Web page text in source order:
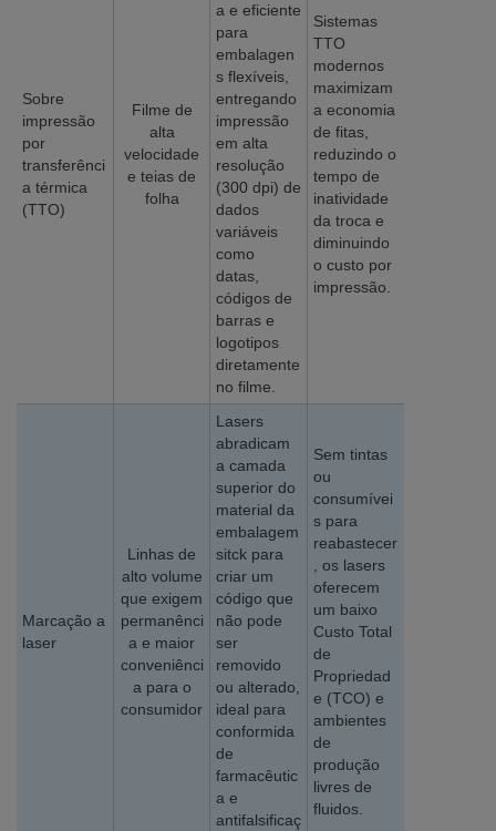
Sobre
impressão
por
transferênci
a térmica
(TTO)
Filme de
alta
velocidade
e teias de
folha
a e eficiente
para
embalagen
s flexíveis,
entregando
impressão
em alta
resolução
(300 dpi) de
dados
variáveis
como
datas,
códigos de
barras e
logotipos
diretamente
no filme.
Sistemas
TTO
modernos
maximizam
a economia
de fitas,
reduzindo o
tempo de
inatividade
da troca e
diminuindo
o custo por
impressão.
Marcação a
laser
Linhas de
alto volume
que exigem
permanênci
a e maior
conveniênci
a para o
consumidor
Lasers
abradicam
a camada
superior do
material da
embalagem
sitck para
criar um
código que
não pode
ser
removido
ou alterado,
ideal para
conformida
de
farmacêutic
a e
antifalsificaç
Sem tintas
ou
consumívei
s para
reabastecer
, os lasers
oferecem
um baixo
Custo Total
de
Propriedad
e (TCO) e
ambientes
de
produção
livres de
fluidos.